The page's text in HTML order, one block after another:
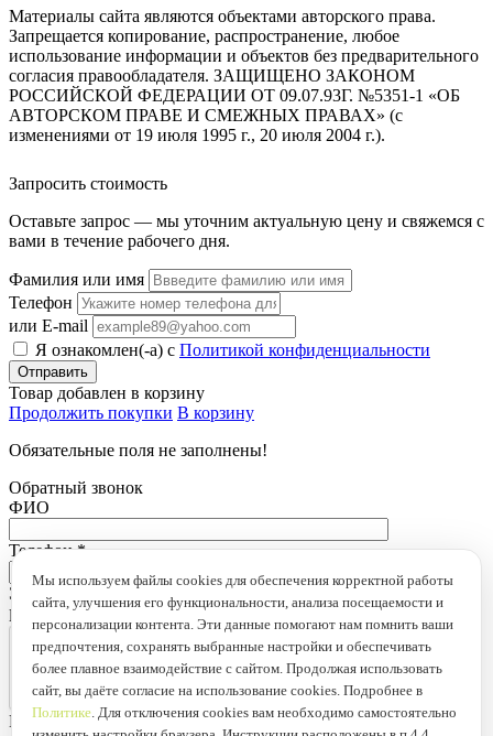
Материалы сайта являются объектами авторского права.
Запрещается копирование, распространение, любое
использование информации и объектов без предварительного
согласия правообладателя. ЗАЩИЩЕНО ЗАКОНОМ
РОССИЙСКОЙ ФЕДЕРАЦИИ ОТ 09.07.93Г. №5351-1 «ОБ
АВТОРСКОМ ПРАВЕ И СМЕЖНЫХ ПРАВАХ» (с
изменениями от 19 июля 1995 г., 20 июля 2004 г.).
Мы используем файлы cookies для обеспечения корректной работы
сайта, улучшения его функциональности, анализа посещаемости и
персонализации контента. Эти данные помогают нам помнить ваши
предпочтения, сохранять выбранные настройки и обеспечивать
более плавное взаимодействие с сайтом. Продолжая использовать
сайт, вы даёте согласие на использование cookies. Подробнее в
Политике. Для отключения cookies вам необходимо самостоятельно
Запросить стоимость
Оставьте запрос — мы уточним актуальную цену и свяжемся с
вами в течение рабочего дня.
Фамилия или имя
Телефон
или E-mail
Я ознакомлен(-а) с Политикой конфиденциальности
Товар добавлен в корзину
Продолжить покупки В корзину
Обязательные поля не заполнены!
Обратный звонок
ФИО
Телефон*
Это поле обязательно для заполнения
loading...
Введён неправильный защитный код.